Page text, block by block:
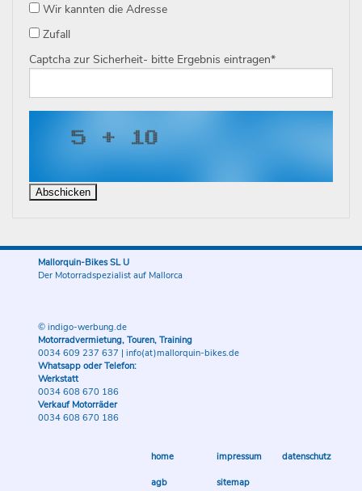
Wir kannten die Adresse
Zufall
Captcha zur Sicherheit- bitte Ergebnis eintragen*
Mallorquin-Bikes SL U
Der Motorradspezialist auf Mallorca
© indigo-werbung.de
Motorradvermietung, Touren, Training
0034 609 237 637 | info(at)mallorquin-bikes.de
Whatsapp oder Telefon:
Werkstatt
0034 608 670 186
Verkauf Motorräder
0034 608 670 186
home impressum datenschutz
agb sitemap